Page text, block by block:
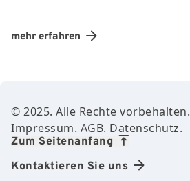
mehr erfahren
Footer Content
© 2025. Alle Rechte vorbehalten.
Impressum. AGB. Datenschutz.
Zum Seitenanfang
Kontaktieren Sie uns